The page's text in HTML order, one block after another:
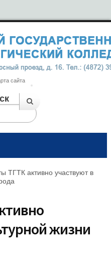
сайта
ТГТК активно участвуют в
жизни